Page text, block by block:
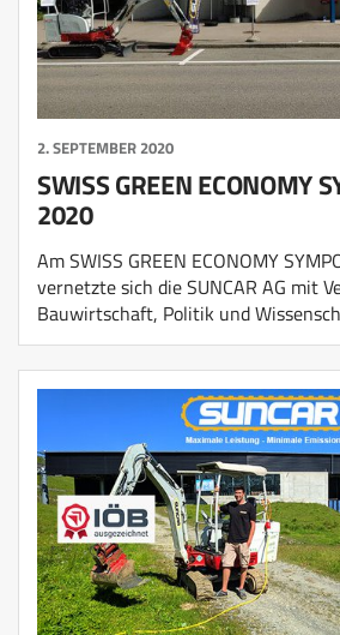
2. SEPTEMBER 2020
SWISS GREEN ECONOMY
2020
Am SWISS GREEN ECONOMY
vernetzte sich die SUNCAR AG mit
Bauwirtschaft, Politik und